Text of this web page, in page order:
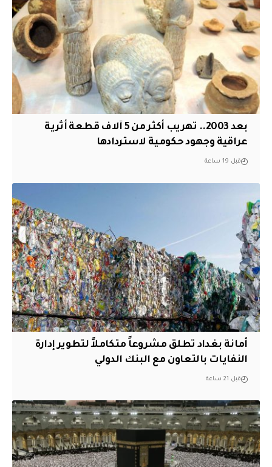
بعد 2003.. تهريب أكثر من 5 آلاف قطعة أثرية
عراقية وجهود حكومية لاستردادها
قبل 19 ساعة
أمانة بغداد تطلق مشروعاً متكاملاً لتطوير إدارة
النفايات بالتعاون مع البنك الدولي
قبل 21 ساعة